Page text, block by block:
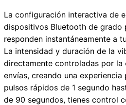
La configuración interactiva de
dispositivos Bluetooth de grado
responden instantáneamente a
La intensidad y duración de la
directamente controladas por
envías, creando una experiencia
pulsos rápidos de 1 segundo
de 90 segundos, tienes control